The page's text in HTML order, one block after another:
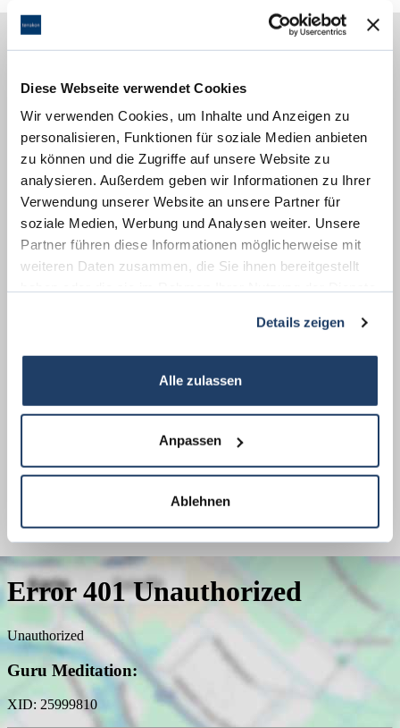
Diese Webseite verwendet Cookies
Wir verwenden Cookies, um Inhalte und Anzeigen zu
personalisieren, Funktionen für soziale Medien anbieten
zu können und die Zugriffe auf unsere Website zu
analysieren. Außerdem geben wir Informationen zu Ihrer
Verwendung unserer Website an unsere Partner für
soziale Medien, Werbung und Analysen weiter. Unsere
Partner führen diese Informationen möglicherweise mit
weiteren Daten zusammen, die Sie ihnen bereitgestellt
Details zeigen
Alle zulassen
Anpassen
Ablehnen
Energieausweis (Verbrauchsausweis)
92 kWh / (m²*a)
Energieverbrauchskennwert
Weitere Informationen
Energieausweis Jahrgang
ab dem 1.5.2014
Energieausweis Werteklasse
Energieausweis Baujahr
1993
Energieausweis Gebäudeart